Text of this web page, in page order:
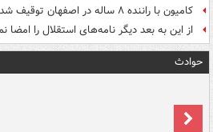
کامیون با راننده ۸ ساله در اصفهان توقیف شد
از این به بعد دیگر نامه‌های استقلال را امضا
حوادث